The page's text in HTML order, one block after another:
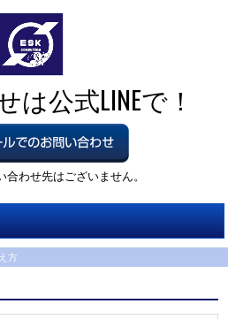
は公式LINEで！
合わせ先はございません。
方